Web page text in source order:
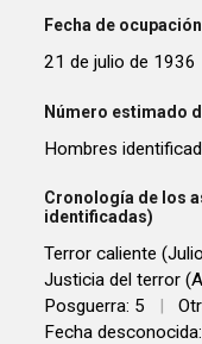
Fecha de
21 de julio de 1936
Número estimado
Hombres
Cronología de los
identificadas)
Terror caliente
Justicia del terror
Posguerra: 5
|
Fecha